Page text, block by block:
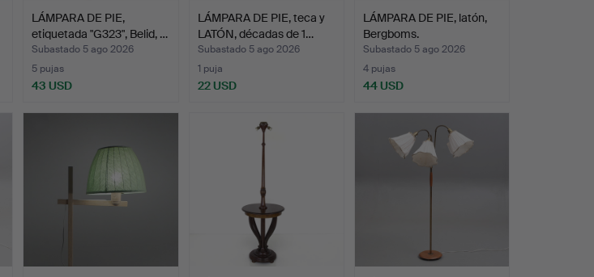
LÁMPARA DE PIE,
etiquetada "G323", Belid, …
Subastado 5 ago 2026
5 pujas
43 USD
LÁMPARA DE PIE, teca y
LATÓN, décadas de 1…
Subastado 5 ago 2026
1 puja
22 USD
LÁMPARA DE PIE, latón,
Bergboms.
Subastado 5 ago 2026
4 pujas
44 USD